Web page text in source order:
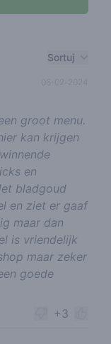
Sortuj
groot menu.
kan krijgen
en
bladgoud
en ziet er gaaf
maar dan
is vriendelijk
maar zeker
goede
+3